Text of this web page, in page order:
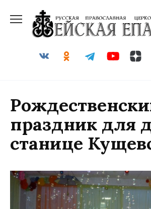
содержанию
праздник для
станице